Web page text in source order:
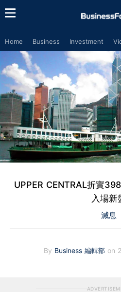
Home Business Investment
UPPER CENTRAL折實
入場新
減息
By Business 編輯部 on